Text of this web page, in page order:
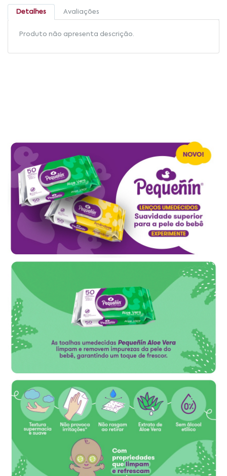
Detalhes Avaliações
Produto não apresenta descrição.